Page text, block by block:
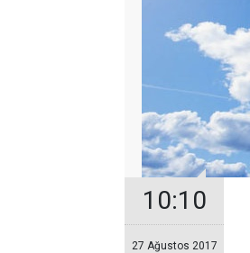
10:10
27 Ağustos 2017